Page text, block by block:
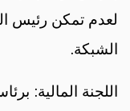
لعدم تمكن رئيس
الشبكة.
اللجنة المالية: